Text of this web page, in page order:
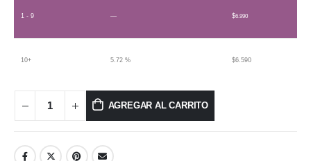
1 - 9 — $6.990
10+ 5.72 % $6.590
AGREGAR AL CARRITO